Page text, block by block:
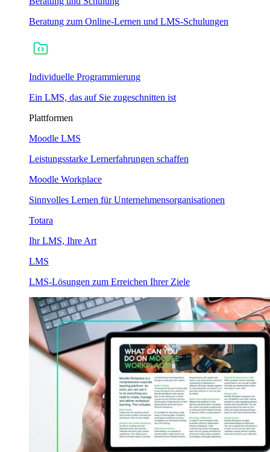
Beratung zum Online-Lernen und LMS-Schulungen
Individuelle Programmierung
Ein LMS, das auf Sie zugeschnitten ist
Plattformen
Moodle LMS
Leistungsstarke Lernerfahrungen schaffen
Moodle Workplace
Sinnvolles Lernen für Unternehmensorganisationen
Totara
Ihr LMS, Ihre Art
LMS
LMS-Lösungen zum Erreichen Ihrer Ziele